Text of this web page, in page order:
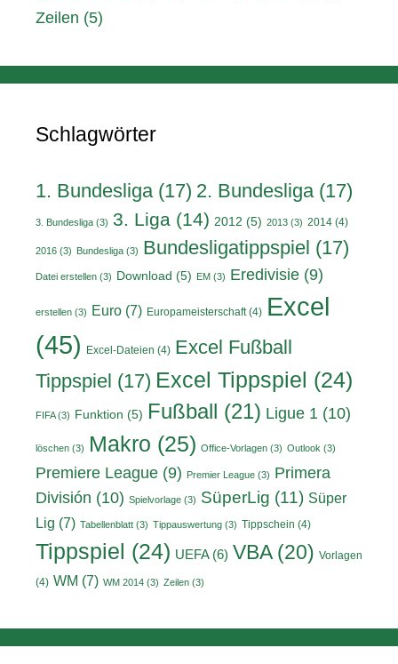
Zeilen (5)
Schlagwörter
1. Bundesliga(17) 2. Bundesliga(17)
3. Bundesliga (3) 3. Liga (14) 2012 (5) 2013 (3) 2014 (4)
2016 (3) Bundesliga (3) Bundesligatippspiel (17)
Datei erstellen (3) Download (5) EM (3) Eredivisie (9)
erstellen (3) Euro (7) Europameisterschaft(4) Excel
(45)
Excel-Dateien (4) Excel Fußball
Tippspiel (17) Excel Tippspiel (24)
FIFA(3) Funktion (5) Fußball (21) Ligue 1 (10)
löschen (3) Makro (25) Office-Vorlagen (3) Outlook (3)
Premiere League (9) Premier League (3) Primera
División (10) Spielvorlage (3) SüperLig (11) Süper
Lig (7) Tabellenblatt (3) Tippauswertung (3) Tippschein (4)
Tippspiel (24) UEFA(6) VBA(20) Vorlagen
(4) WM (7) WM 2014 (3) Zeilen (3)